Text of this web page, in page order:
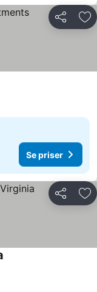
Del
Se priser
Del